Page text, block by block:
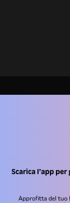
Scarica l’app
Approfitta del tuo
Centro assistenza